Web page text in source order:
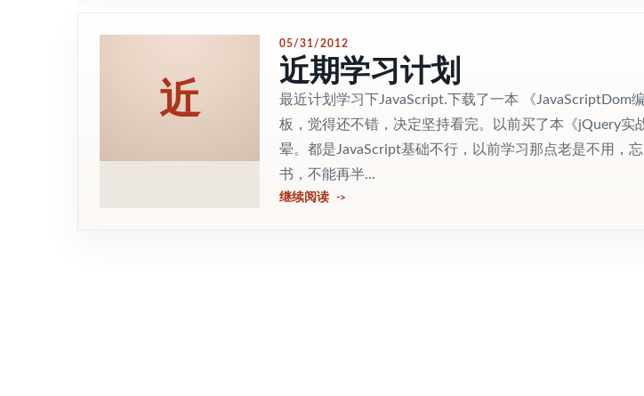
近
05/31/2012
近期学习计划
最近计划学习下JavaScript.下载了一本 《JavaScriptDom
板，觉得还不错，决定坚持看完。以前买了本《jQuery实
晕。都是JavaScript基础不行，以前学习那点老是不用，
书，不能再半...
继续阅读